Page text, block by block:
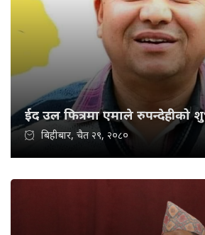
ईद उल फित्रमा एमाले रुपन्देहीको
बिहीबार, चैत २९, २०८०